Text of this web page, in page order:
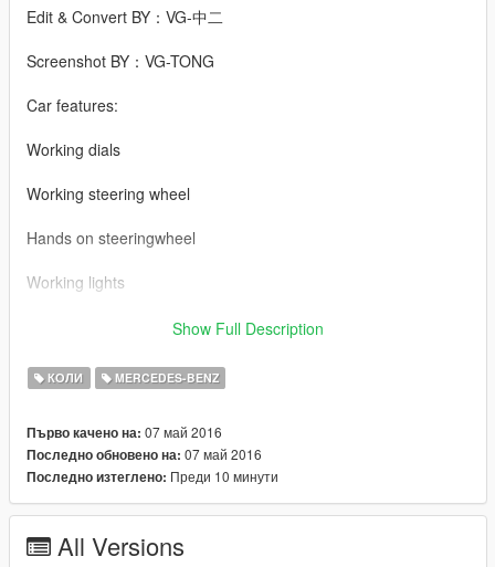
Edit & Convert BY：VG-中二
Screenshot BY：VG-TONG
Car features:
Working dials
Working steering wheel
Hands on steeringwheel
Working lights
Mercedes Benz S500 BY 【VG】VIP GROUP
MOD制作：VG-中二
车辆介绍：
精致的内饰
可使用的表盘
Show Full Description
КОЛИ MERCEDES-BENZ
Първо качено на: 07 май 2016
Последно обновено на: 07 май 2016
Последно изтеглено: Преди 10 минути
All Versions